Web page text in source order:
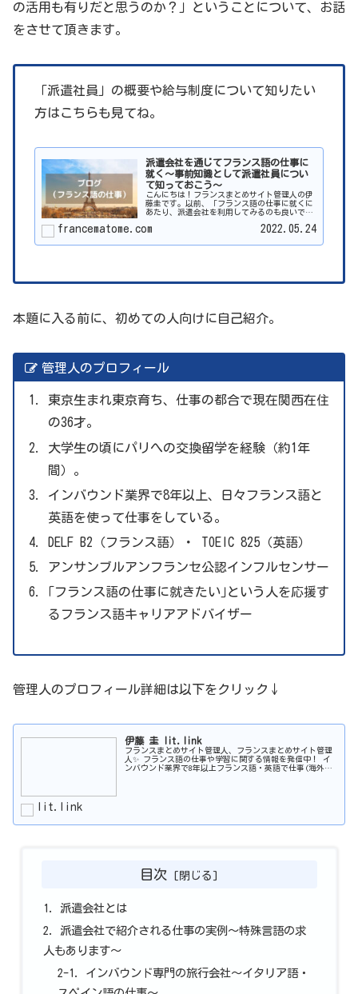
の活用も有りだと思うのか？」ということについて、お話
をさせて頂きます。
「派遣社員」の概要や給与制度について知りたい
方はこちらも見てね。
派遣会社を通じてフランス語の仕事に
就く～事前知識として派遣社員につい
て知っておこう～
こんにちは！フランスまとめサイト管理人の伊
藤圭です。以前、「フランス語の仕事に就くに
あたり、派遣会社を利用してみるのも良いです
会社を通じてフランス語の仕事に就けるかもし
francematome.com 2022.05.24
本題に入る前に、初めての人向けに自己紹介。
管理人のプロフィール
東京生まれ東京育ち、仕事の都合で現在関西在住
の36才。
大学生の頃にパリへの交換留学を経験（約1年
間）。
インバウンド業界で8年以上、日々フランス語と
英語を使って仕事をしている。
DELF B2（フランス語）・ TOEIC 825（英語）
アンサンブルアンフランセ公認インフルセンサー
｢フランス語の仕事に就きたい｣という人を応援す
るフランス語キャリアアドバイザー
管理人のプロフィール詳細は以下をクリック↓
伊藤 圭 lit.link
フランスまとめサイト管理人、フランスまとめサイト管理
人✨ フランス語の仕事や学習に関する情報を発信中！ イ
ンバウンド業界で8年以上フランス語・英語で仕事(海外営
lit.link
目次
1. 派遣会社とは
2. 派遣会社で紹介される仕事の実例～特殊言語の求
人もあります～
2-1. インバウンド専門の旅行会社～イタリア語・